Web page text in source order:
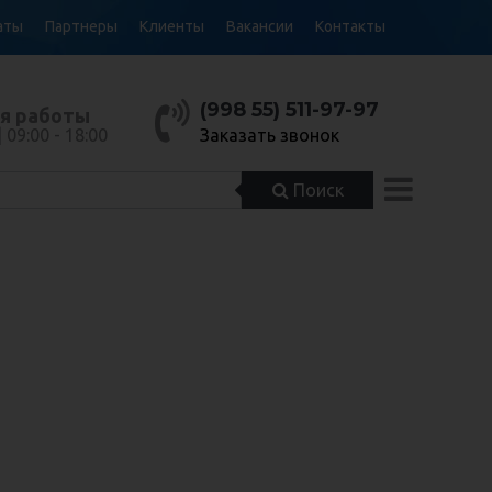
Партнеры Клиенты Вакансии Контакты
(998 55) 511-97-97
Заказать звонок
Поиск
самый